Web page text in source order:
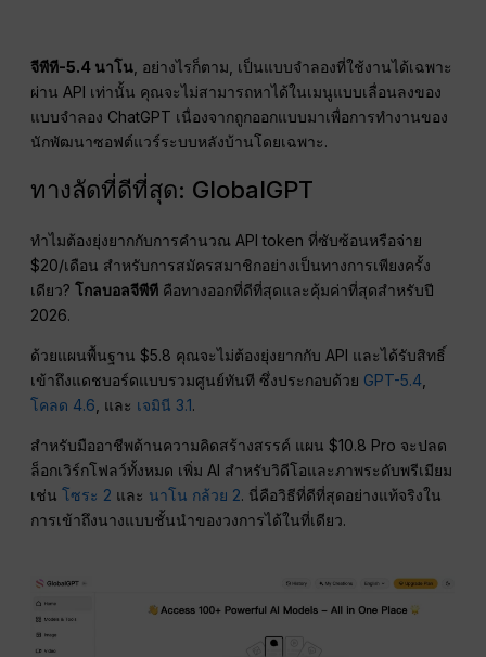
จีพีที-5.4 นาโน , อย่างไรก็ตาม, เป็นแบบจำลองที่ใช้งานได้เฉพาะ
ผ่าน API เท่านั้น คุณจะไม่สามารถหาได้ในเมนูแบบเลื่อนลงของ
แบบจำลอง ChatGPT เนื่องจากถูกออกแบบมาเพื่อการทำงานของ
นักพัฒนาซอฟต์แวร์ระบบหลังบ้านโดยเฉพาะ.
ทางลัดที่ดีที่สุด: GlobalGPT
ทำไมต้องยุ่งยากกับการคำนวณ API token ที่ซับซ้อนหรือจ่าย
$20/เดือน สำหรับการสมัครสมาชิกอย่างเป็นทางการเพียงครั้ง
เดียว?โกลบอลจีพีที คือทางออกที่ดีที่สุดและคุ้มค่าที่สุดสำหรับปี
2026.
ด้วยแผนพื้นฐาน $5.8 คุณจะไม่ต้องยุ่งยากกับ API และได้รับสิทธิ์
เข้าถึงแดชบอร์ดแบบรวมศูนย์ทันที ซึ่งประกอบด้วย GPT-5.4
โคลด 4.6 , และ เจมินี 3.1.
สำหรับมืออาชีพด้านความคิดสร้างสรรค์ แผน $10.8 Pro จะปลด
ล็อกเวิร์กโฟลว์ทั้งหมด เพิ่ม AI สำหรับวิดีโอและภาพระดับพรีเมียม
เช่นโซระ 2 และ นาโน กล้วย 2. นี่คือวิธีที่ดีที่สุดอย่างแท้จริงใน
การเข้าถึงนางแบบชั้นนำของวงการได้ในที่เดียว.